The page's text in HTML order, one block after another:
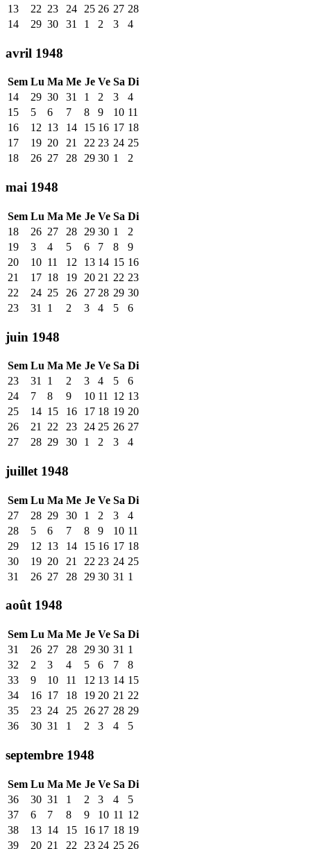
13
22 23 24 25 26 27 28
14
29 30 31 1 2 3 4
avril 1948
Sem Lu Ma Me Je Ve Sa Di
14
29 30 31 1 2 3
4
15
5 6 7 8 9 10 11
16
12 13 14 15 16 17 18
17
19 20 21 22 23 24 25
18
26 27 28 29 30 1 2
mai 1948
Sem Lu Ma Me Je Ve Sa Di
18
26 27 28 29 30 1
2
19
3 4 5 6 7 8
9
20
10 11 12 13 14 15 16
21
17 18 19 20 21 22 23
22
24 25 26 27 28 29 30
23
31 1 2 3 4 5 6
juin 1948
Sem Lu Ma Me Je Ve Sa Di
23
31 1 2 3 4 5
6
24
7 8 9 10 11 12 13
25
14 15 16 17 18 19 20
26
21 22 23 24 25 26 27
27
28 29 30 1 2 3 4
juillet 1948
Sem Lu Ma Me Je Ve Sa Di
27
28 29 30 1 2 3
4
28
5 6 7 8 9 10 11
29
12 13 14 15 16 17 18
30
19 20 21 22 23 24 25
31
26 27 28 29 30 31 1
août 1948
Sem Lu Ma Me Je Ve Sa Di
31
26 27 28 29 30 31 1
32
2 3 4 5 6 7
8
33
9 10 11 12 13 14 15
34
16 17 18 19 20 21 22
35
23 24 25 26 27 28 29
36
30 31 1 2 3 4 5
septembre 1948
Sem Lu Ma Me Je Ve Sa Di
36
30 31 1 2 3 4
5
37
6 7 8 9 10 11 12
38
13 14 15 16 17 18 19
39
20 21 22 23 24 25 26